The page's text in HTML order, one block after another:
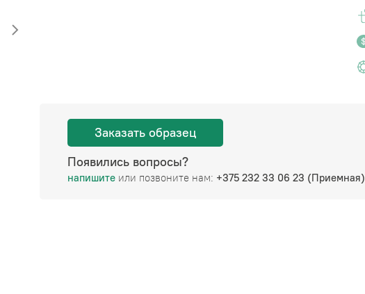
Заказать образец
Появились вопросы?
напишите или позвоните нам: +375 232 33 06 23 (Приемная)